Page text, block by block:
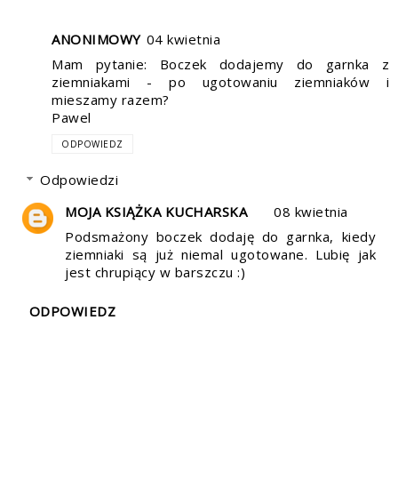
ANONIMOWY 04 kwietnia
Mam pytanie: Boczek dodajemy do garnka z
ziemniakami - po ugotowaniu ziemniaków i
mieszamy razem?
Pawel
ODPOWIEDZ
Odpowiedzi
MOJA KSIĄŻKA KUCHARSKA
08 kwietnia
Podsmażony boczek dodaję do garnka, kiedy
ziemniaki są już niemal ugotowane. Lubię jak
jest chrupiący w barszczu :)
ODPOWIEDZ